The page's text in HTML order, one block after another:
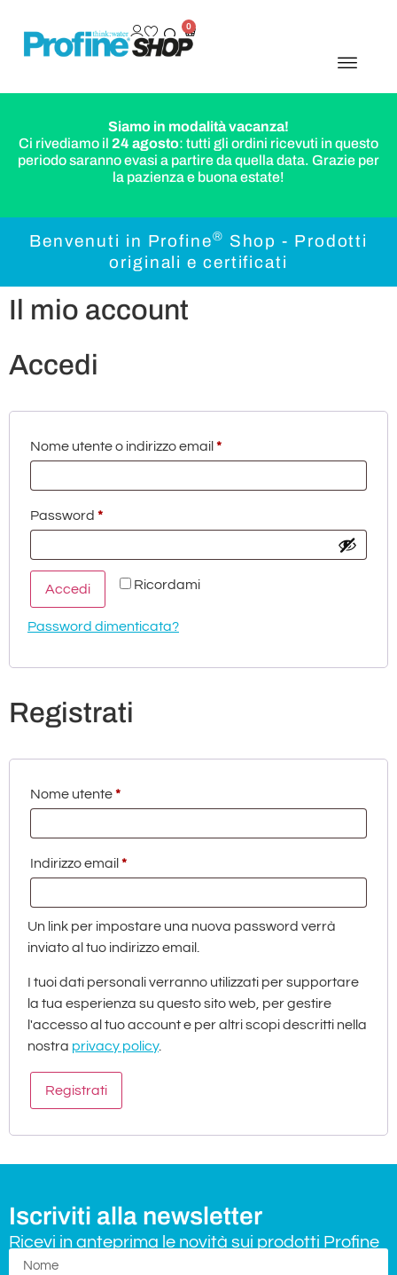
0
Siamo in modalità vacanza!
Ci rivediamo il 24 agosto: tutti gli ordini ricevuti in questo
periodo saranno evasi a partire da quella data. Grazie per
la pazienza e buona estate!
Benvenuti in Profine® Shop - Prodotti
originali e certificati
Il mio account
Accedi
Nome utente o indirizzo email *
Password *
Ricordami
Accedi
Password dimenticata?
Registrati
Nome utente*
Indirizzo email *
Un link per impostare una nuova password verrà
inviato al tuo indirizzo email.
I tuoi dati personali verranno utilizzati per supportare
la tua esperienza su questo sito web, per gestire
l'accesso al tuo account e per altri scopi descritti nella
nostra privacy policy.
Registrati
Iscriviti alla newsletter
Ricevi in anteprima le novità sui prodotti Profine